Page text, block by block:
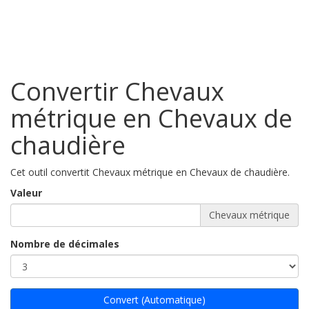
Convertir Chevaux
métrique en Chevaux de
chaudière
Cet outil convertit Chevaux métrique en Chevaux de chaudière.
Valeur
Chevaux métrique
Nombre de décimales
Convert (Automatique)